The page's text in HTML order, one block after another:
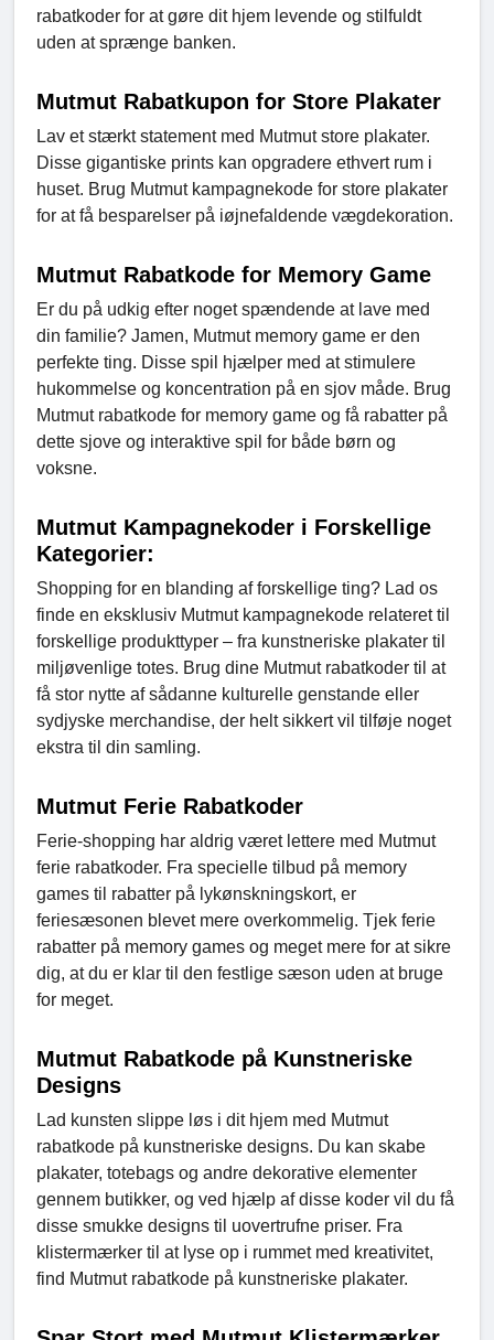
rabatkoder for at gøre dit hjem levende og stilfuldt
uden at sprænge banken.
Mutmut Rabatkupon for Store Plakater
Lav et stærkt statement med Mutmut store plakater.
Disse gigantiske prints kan opgradere ethvert rum i
huset. Brug Mutmut kampagnekode for store plakater
for at få besparelser på iøjnefaldende vægdekoration.
Mutmut Rabatkode for Memory Game
Er du på udkig efter noget spændende at lave med
din familie? Jamen, Mutmut memory game er den
perfekte ting. Disse spil hjælper med at stimulere
hukommelse og koncentration på en sjov måde. Brug
Mutmut rabatkode for memory game og få rabatter på
dette sjove og interaktive spil for både børn og
voksne.
Mutmut Kampagnekoder i Forskellige
Kategorier:
Shopping for en blanding af forskellige ting? Lad os
finde en eksklusiv Mutmut kampagnekode relateret til
forskellige produkttyper – fra kunstneriske plakater til
miljøvenlige totes. Brug dine Mutmut rabatkoder til at
få stor nytte af sådanne kulturelle genstande eller
sydjyske merchandise, der helt sikkert vil tilføje noget
ekstra til din samling.
Mutmut Ferie Rabatkoder
Ferie-shopping har aldrig været lettere med Mutmut
ferie rabatkoder. Fra specielle tilbud på memory
games til rabatter på lykønskningskort, er
feriesæsonen blevet mere overkommelig. Tjek ferie
rabatter på memory games og meget mere for at sikre
dig, at du er klar til den festlige sæson uden at bruge
for meget.
Mutmut Rabatkode på Kunstneriske
Designs
Lad kunsten slippe løs i dit hjem med Mutmut
rabatkode på kunstneriske designs. Du kan skabe
plakater, totebags og andre dekorative elementer
gennem butikker, og ved hjælp af disse koder vil du få
disse smukke designs til uovertrufne priser. Fra
klistermærker til at lyse op i rummet med kreativitet,
find Mutmut rabatkode på kunstneriske plakater.